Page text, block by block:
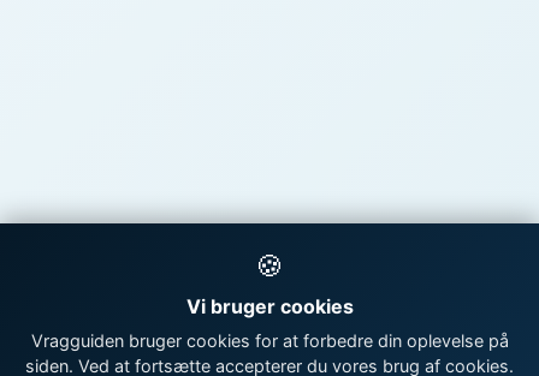
🍪
Vi bruger cookies
Vragguiden bruger cookies for at forbedre din oplevelse på
siden. Ved at fortsætte accepterer du vores brug af cookies.